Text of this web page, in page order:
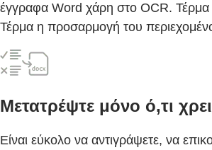
έγγραφα Word χάρη στο OCR.
Τέρμα η προσαρμογή του
Μετατρέψτε μόνο ό,τι
Είναι εύκολο να αντιγράψετε, να